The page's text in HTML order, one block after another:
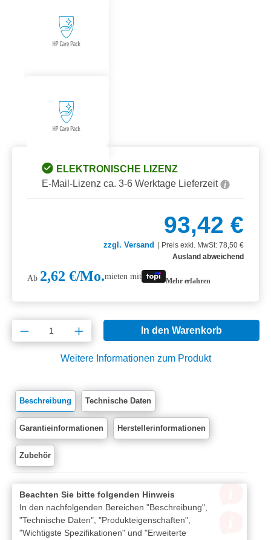
ELEKTRONISCHE LIZENZ
E-Mail-Lizenz ca. 3-6 Werktage Lieferzeit
93,42 €
zzgl. Versand
Preis exkl. MwSt: 78,50 €
Ausland abweichend
Ab 2,62 €/Mo.mieten mit Mehr erfahren
Produkt Anzahl: Gib den gewünschten
In den Warenkorb
Weitere Informationen zum Produkt
Beschreibung Technische Daten
Garantieinformationen Herstellerinformationen
Zubehör
Beachten Sie bitte folgenden Hinweis
In den nachfolgenden Bereichen "Beschreibung",
"Technische Daten", "Produkteigenschaften",
"Wichtigste Spezifikationen" und "Erweiterte